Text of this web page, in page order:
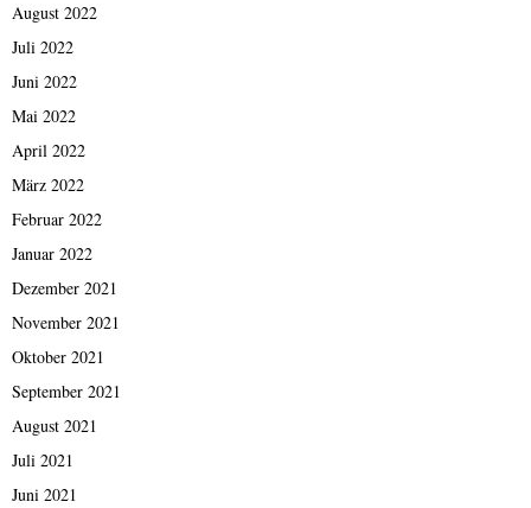
August 2022
Juli 2022
Juni 2022
Mai 2022
April 2022
März 2022
Februar 2022
Januar 2022
Dezember 2021
November 2021
Oktober 2021
September 2021
August 2021
Juli 2021
Juni 2021